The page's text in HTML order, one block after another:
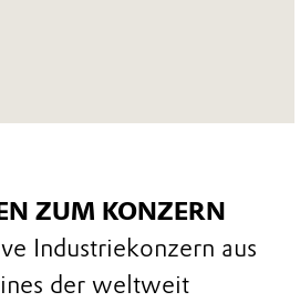
ZUM KONZERN
Industriekonzern aus
der weltweit